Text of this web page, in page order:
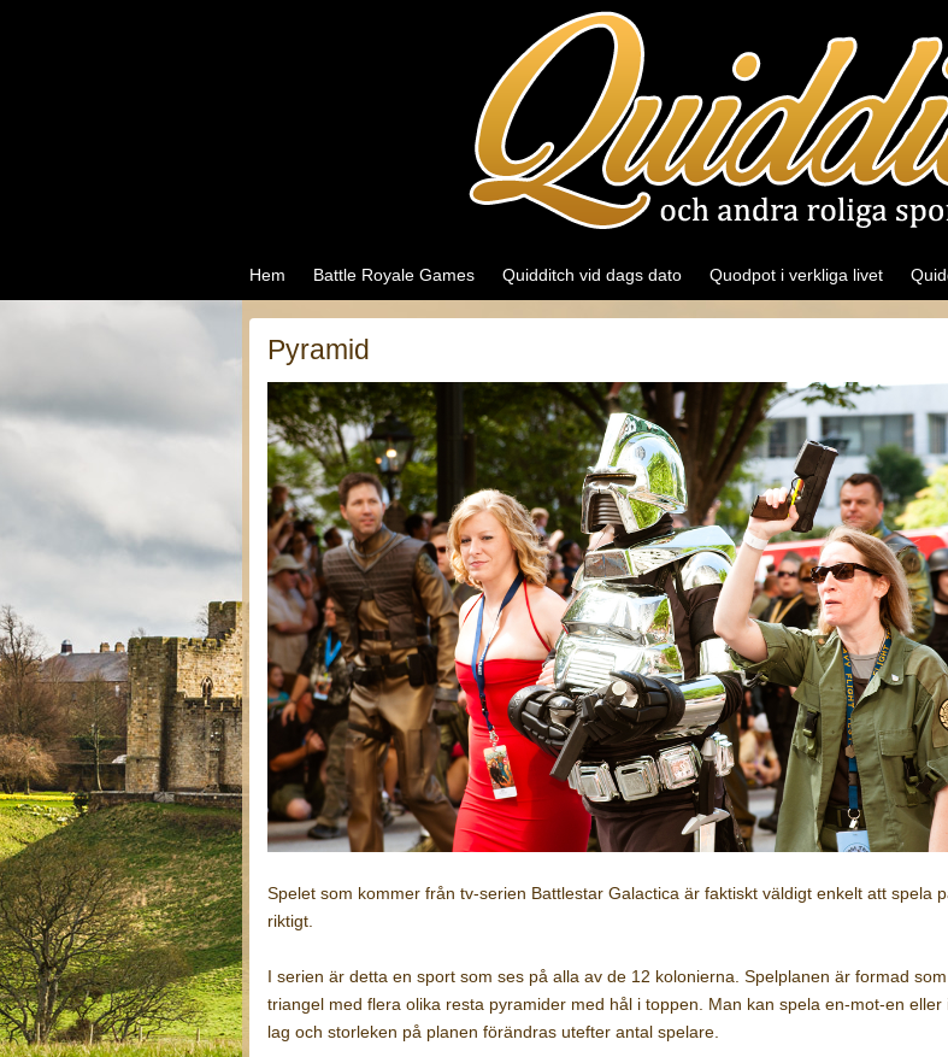
Quidditch
och andra roliga sporter och spel
Hem Battle Royale Games Quidditch vid dags dato Quodpot i verkliga livet
Pyramid
Spelet som kommer från tv-serien Battlestar Galactica är faktiskt väldigt enkelt att spela
riktigt.
I serien är detta en sport som ses på alla av de 12 kolonierna. Spelplanen är formad
triangel med flera olika resta pyramider med hål i toppen. Man kan spela en-mot-en eller
lag och storleken på planen förändras utefter antal spelare.